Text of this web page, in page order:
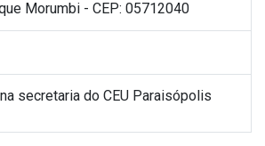
Morumbi - CEP: 05712040
secretaria do CEU Paraisópolis